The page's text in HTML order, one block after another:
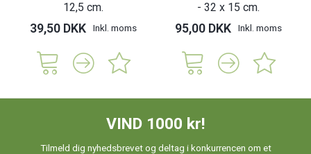
12,5 cm.
39,50 DKK Inkl. moms
- 32 x 15 cm.
95,00 DKK Inkl. moms
VIND 1000 kr!
Tilmeld dig nyhedsbrevet og deltag i konkurrencen om et